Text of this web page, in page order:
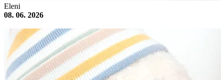
Eleni
08. 06. 2026